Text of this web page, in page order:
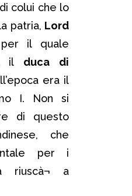
colui che lo
patria, Lord
il quale
il duca di
era il
I. Non si
di questo
che
per i
riuscà¬ a